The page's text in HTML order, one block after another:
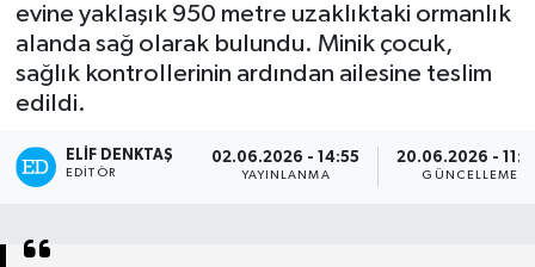
evine yaklaşık 950 metre uzaklıktaki ormanlık
alanda sağ olarak bulundu. Minik çocuk,
sağlık kontrollerinin ardından ailesine teslim
edildi.
ELIF DENKTAŞ
EDITÖR
02.06.2026 - 14:55
YAYINLANMA
20.06.2026 -
GÜNCELLEME
Turizm
Kültür - Sanat
Lider Haber TV Canlı Yayın izle